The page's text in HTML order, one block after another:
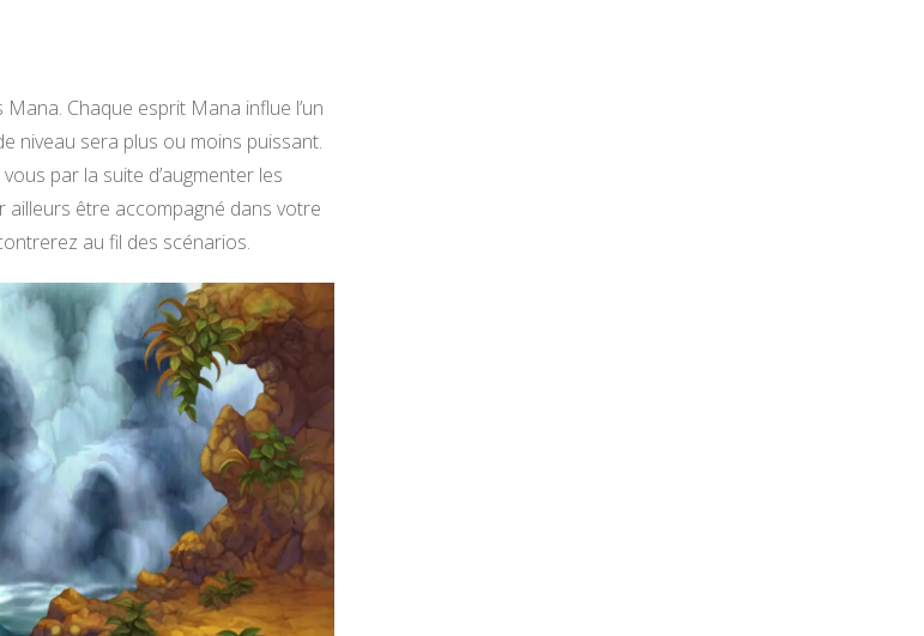
Chaque esprit Mana influe l’un
niveau sera plus ou moins puissant.
par la suite d’augmenter les
ailleurs être accompagné dans votre
au fil des scénarios.